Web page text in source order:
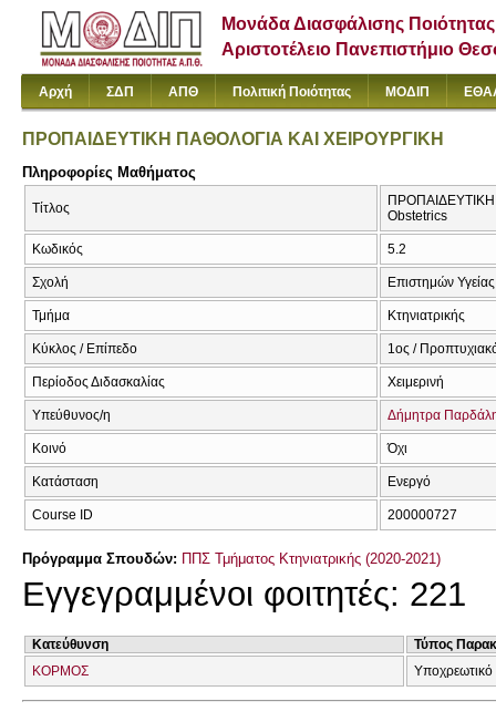
Μονάδα Διασφάλισης Ποιότητας
Αριστοτέλειο Πανεπιστήμιο
Αρχή ΣΔΠ ΑΠΘ Πολιτική Ποιότητας ΜΟΔΙΠ
ΠΡΟΠΑΙΔΕΥΤΙΚΗ ΠΑΘΟΛΟΓΙΑ ΚΑΙ ΧΕΙΡΟΥΡΓΙΚΗ
Πληροφορίες Μαθήματος
Τίτλος
ΠΡΟΠΑΙΔΕΥΤΙΚΗ
Obstetrics
Κωδικός 5.2
Σχολή Επιστημών Υγείας
Τμήμα Κτηνιατρικής
Κύκλος / Επίπεδο 1ος /
Περίοδος Διδασκαλίας Χειμερινή
Υπεύθυνος/η Δήμητρα
Κοινό Όχι
Κατάσταση Ενεργό
Course ID 200000727
Πρόγραμμα Σπουδών: ΠΠΣ Τμήματος Κτηνιατρικής (2020-2021)
Εγγεγραμμένοι φοιτητές: 221
Κατεύθυνση
Τύπος
ΚΟΡΜΟΣ
Υποχρεωτικό